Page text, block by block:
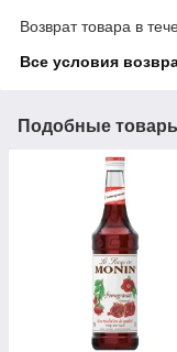
Возврат товара в
Все условия
Подобные